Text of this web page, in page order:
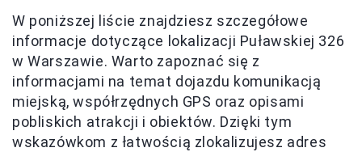
W poniższej liście znajdziesz szczegółowe
informacje dotyczące lokalizacji Puławskiej 326
w Warszawie. Warto zapoznać się z
informacjami na temat dojazdu komunikacją
miejską, współrzędnych GPS oraz opisami
pobliskich atrakcji i obiektów. Dzięki tym
wskazówkom z łatwością zlokalizujesz adres